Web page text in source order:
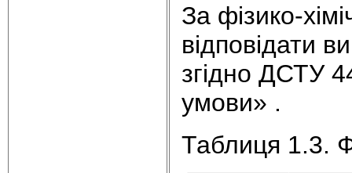
За фізико-
відповідати
згідно ДСТУ
умови» .
Таблиця 1.3.